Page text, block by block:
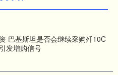
巴基斯坦是否会继续采购歼10C
发增购信号